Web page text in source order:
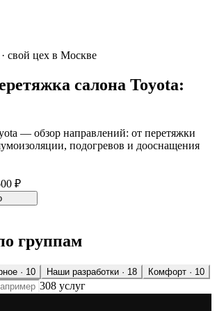
свой цех в Москве
салона Toyota:
— обзор направлений: от перетяжки
подогревов и дооснащения
₽
группам
· 10 Наши разработки · 18 Комфорт · 10
308 услуг